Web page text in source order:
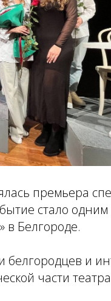
премьера
стало одним
в Белгороде.
белгородцев и
части